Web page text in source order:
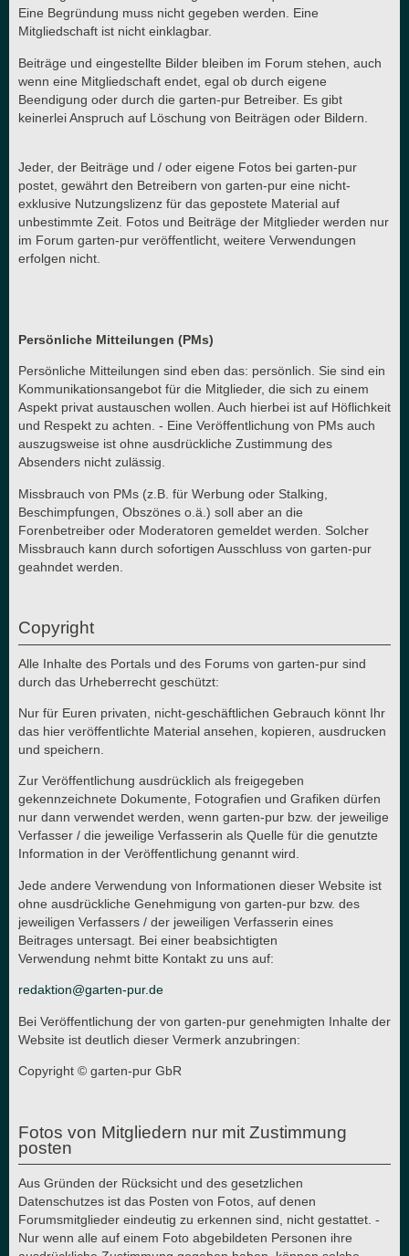
Eine Begründung muss nicht gegeben werden. Eine
Mitgliedschaft ist nicht einklagbar.
Beiträge und eingestellte Bilder bleiben im Forum stehen, auch
wenn eine Mitgliedschaft endet, egal ob durch eigene
Beendigung oder durch die garten-pur Betreiber. Es gibt
keinerlei Anspruch auf Löschung von Beiträgen oder Bildern.
Jeder, der Beiträge und / oder eigene Fotos bei garten-pur
postet, gewährt den Betreibern von garten-pur eine nicht-
exklusive Nutzungslizenz für das gepostete Material auf
unbestimmte Zeit. Fotos und Beiträge der Mitglieder werden nur
im Forum garten-pur veröffentlicht, weitere Verwendungen
erfolgen nicht.
Persönliche Mitteilungen (PMs)
Persönliche Mitteilungen sind eben das: persönlich. Sie sind ein
Kommunikationsangebot für die Mitglieder, die sich zu einem
Aspekt privat austauschen wollen. Auch hierbei ist auf Höflichkeit
und Respekt zu achten. - Eine Veröffentlichung von PMs auch
auszugsweise ist ohne ausdrückliche Zustimmung des
Absenders nicht zulässig.
Missbrauch von PMs (z.B. für Werbung oder Stalking,
Beschimpfungen, Obszönes o.ä.) soll aber an die
Forenbetreiber oder Moderatoren gemeldet werden. Solcher
Missbrauch kann durch sofortigen Ausschluss von garten-pur
geahndet werden.
Copyright
Alle Inhalte des Portals und des Forums von garten-pur sind
durch das Urheberrecht geschützt:
Nur für Euren privaten, nicht-geschäftlichen Gebrauch könnt Ihr
das hier veröffentlichte Material ansehen, kopieren, ausdrucken
und speichern.
Zur Veröffentlichung ausdrücklich als freigegeben
gekennzeichnete Dokumente, Fotografien und Grafiken dürfen
nur dann verwendet werden, wenn garten-pur bzw. der jeweilige
Verfasser / die jeweilige Verfasserin als Quelle für die genutzte
Information in der Veröffentlichung genannt wird.
Jede andere Verwendung von Informationen dieser Website ist
ohne ausdrückliche Genehmigung von garten-pur bzw. des
jeweiligen Verfassers / der jeweiligen Verfasserin eines
Beitrages untersagt. Bei einer beabsichtigten
Verwendung nehmt bitte Kontakt zu uns auf:
redaktion@garten-pur.de
Bei Veröffentlichung der von garten-pur genehmigten Inhalte der
Website ist deutlich dieser Vermerk anzubringen:
Copyright © garten-pur GbR
Fotos von Mitgliedern nur mit Zustimmung
posten
Aus Gründen der Rücksicht und des gesetzlichen
Datenschutzes ist das Posten von Fotos, auf denen
Forumsmitglieder eindeutig zu erkennen sind, nicht gestattet. -
Nur wenn alle auf einem Foto abgebildeten Personen ihre